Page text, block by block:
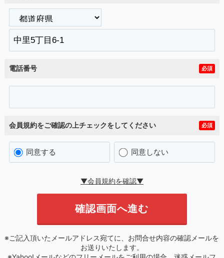
電話番号 必須
会員規約をご確認の上チェックをしてください 必須
同意する 同意しない
▼会員規約を確認▼
※ご記入頂いたメールアドレス宛てに、お問合せ内容の確認メールを
お送りいたします。